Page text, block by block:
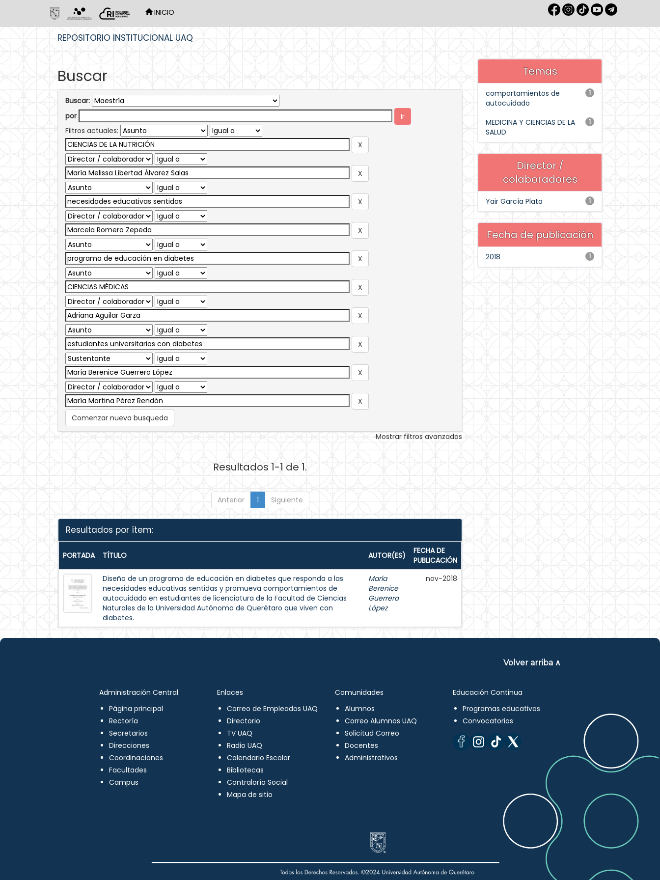
INICIO
REPOSITORIO INSTITUCIONAL UAQ
Buscar
Buscar:
por
Filtros actuales:
Comenzar nueva busqueda
Mostrar filtros avanzados
Resultados 1-1 de 1.
Anterior 1 Siguiente
Resultados por ítem:
PORTADA TÍTULO AUTOR(ES)
FECHA DE
PUBLICACIÓN
Diseño de un programa de educación en diabetes que responda a las
necesidades educativas sentidas y promueva comportamientos de
autocuidado en estudiantes de licenciatura de la Facultad de Ciencias
Naturales de la Universidad Autónoma de Querétaro que viven con
diabetes.
María
Berenice
Guerrero
López
nov-2018
Temas
1
comportamientos de
autocuidado
1
MEDICINA Y CIENCIAS DE LA
SALUD
Director /
colaboradores
1
Yair García Plata
Fecha de publicación
1
2018
Volver arriba ∧
Administración Central
Página principal
Rectoría
Secretarios
Direcciones
Coordinaciones
Facultades
Campus
Enlaces
Correo de Empleados UAQ
Directorio
TV UAQ
Radio UAQ
Calendario Escolar
Bibliotecas
Contraloría Social
Mapa de sitio
Comunidades
Alumnos
Correo Alumnos UAQ
Solicitud Correo
Docentes
Administrativos
Educación Continua
Programas educativos
Convocatorias